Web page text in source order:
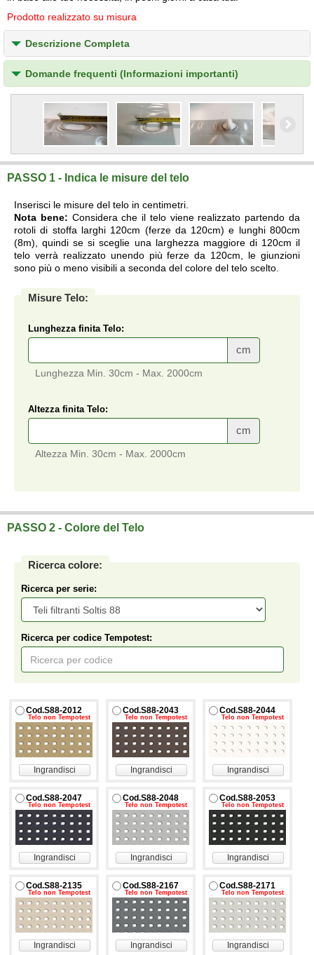
Prodotto realizzato su misura
Descrizione Completa
Domande frequenti (Informazioni importanti)
PASSO 1 - Indica le misure del telo
Inserisci le misure del telo in centimetri.
Nota bene: Considera che il telo viene realizzato partendo da
rotoli di stoffa larghi 120cm (ferze da 120cm) e lunghi 800cm
(8m), quindi se si sceglie una larghezza maggiore di 120cm il
telo verrà realizzato unendo più ferze da 120cm, le giunzioni
sono più o meno visibili a seconda del colore del telo scelto.
Misure Telo:
Lunghezza finita Telo:
cm
Lunghezza Min. 30cm - Max. 2000cm
Altezza finita Telo:
cm
Altezza Min. 30cm - Max. 2000cm
PASSO 2 - Colore del Telo
Ricerca colore:
Ricerca per serie:
Ricerca per codice Tempotest:
Cod.S88-2012
Telo non Tempotest
Ingrandisci
Cod.S88-2043
Telo non Tempotest
Ingrandisci
Cod.S88-2044
Telo non Tempotest
Ingrandisci
Cod.S88-2047
Telo non Tempotest
Ingrandisci
Cod.S88-2048
Telo non Tempotest
Ingrandisci
Cod.S88-2053
Telo non Tempotest
Ingrandisci
Cod.S88-2135
Telo non Tempotest
Ingrandisci
Cod.S88-2167
Telo non Tempotest
Ingrandisci
Cod.S88-2171
Telo non Tempotest
Ingrandisci